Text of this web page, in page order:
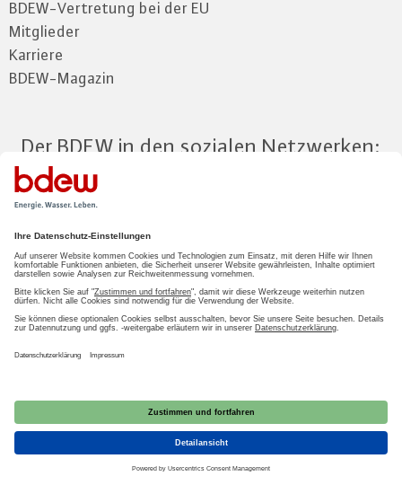
BDEW-Vertretung bei der EU
Mitglieder
Karriere
BDEW-Magazin
Der BDEW in den sozialen Netzwerken:
Zum Mitgliederbereich
LOGIN
2026 BDEW
Impressum|Datenschutz